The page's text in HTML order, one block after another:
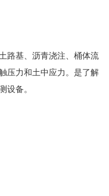
路基、沥青浇注、桶体流
压力和土中应力。是了解
设备。